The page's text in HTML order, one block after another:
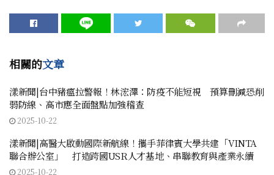
相關的文章
漾新聞|台中豬瘟拉警報！林浤澤：防疫不能短視 預算刪減恐削
弱防線、高市應全面盤點加強稽查
2025-10-22
漾新聞|高醫大啟動國際新航線！攜手菲律賓大學共建「VINTA
聯合辦公室」 打造跨國USR人才基地、串聯教育與產業永續
2025-10-22